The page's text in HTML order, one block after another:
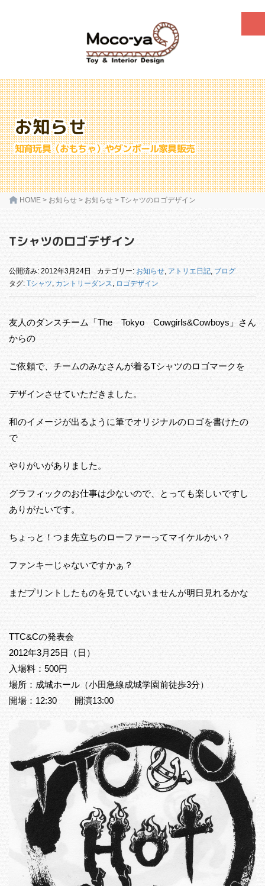
お知らせ
知育玩具（おもちゃ）やダンボール家具販売
HOME > お知らせ > お知らせ > Tシャツのロゴデザイン
Tシャツのロゴデザイン
公開済み: 2012年3月24日 カテゴリー: お知らせ, アトリエ日記, ブログ
タグ: Tシャツ, カントリーダンス, ロゴデザイン
友人のダンスチーム「The Tokyo Cowgirls&Cowboys」さん
からの
ご依頼で、チームのみなさんが着るTシャツのロゴマークを
デザインさせていただきました。
和のイメージが出るように筆でオリジナルのロゴを書けたの
で
やりがいがありました。
グラフィックのお仕事は少ないので、とっても楽しいですし
ありがたいです。
ちょっと！つま先立ちのローファーってマイケルかい？
ファンキーじゃないですかぁ？
まだプリントしたものを見ていないませんが明日見れるかな
TTC&Cの発表会
2012年3月25日（日）
入場料：500円
場所：成城ホール（小田急線成城学園前徒歩3分）
開場：12:30 開演13:00